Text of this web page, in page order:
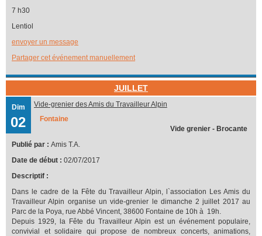
7 h30
Lentiol
envoyer un message
Partager cet événement manuellement
JUILLET
Dim
02
Vide-grenier des Amis du Travailleur Alpin
Fontaine
Vide grenier - Brocante
Publié par : Amis T.A.
Date de début : 02/07/2017
Descriptif :
Dans le cadre de la Fête du Travailleur Alpin, l`association Les Amis du
Travailleur Alpin organise un vide-grenier le dimanche 2 juillet 2017 au
Parc de la Poya, rue Abbé Vincent, 38600 Fontaine de 10h à 19h.
Depuis 1929, la Fête du Travailleur Alpin est un événement populaire,
convivial et solidaire qui propose de nombreux concerts, animations,